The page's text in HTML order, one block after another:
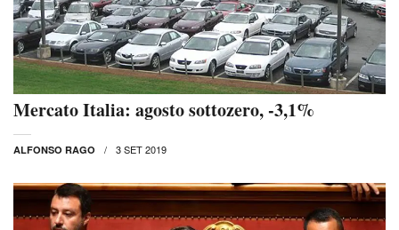
Mercato Italia: agosto sottozero, -3,1%
ALFONSO RAGO 3 SET 2019